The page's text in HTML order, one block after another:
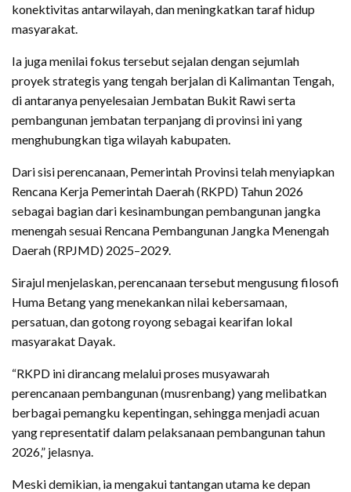
konektivitas antarwilayah, dan meningkatkan taraf hidup
masyarakat.
Ia juga menilai fokus tersebut sejalan dengan sejumlah
proyek strategis yang tengah berjalan di Kalimantan Tengah,
di antaranya penyelesaian Jembatan Bukit Rawi serta
pembangunan jembatan terpanjang di provinsi ini yang
menghubungkan tiga wilayah kabupaten.
Dari sisi perencanaan, Pemerintah Provinsi telah menyiapkan
Rencana Kerja Pemerintah Daerah (RKPD) Tahun 2026
sebagai bagian dari kesinambungan pembangunan jangka
menengah sesuai Rencana Pembangunan Jangka Menengah
Daerah (RPJMD) 2025–2029.
Sirajul menjelaskan, perencanaan tersebut mengusung filosofi
Huma Betang yang menekankan nilai kebersamaan,
persatuan, dan gotong royong sebagai kearifan lokal
masyarakat Dayak.
“RKPD ini dirancang melalui proses musyawarah
perencanaan pembangunan (musrenbang) yang melibatkan
berbagai pemangku kepentingan, sehingga menjadi acuan
yang representatif dalam pelaksanaan pembangunan tahun
2026,” jelasnya.
Meski demikian, ia mengakui tantangan utama ke depan